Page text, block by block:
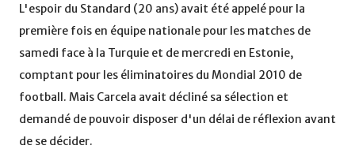
L'espoir du Standard (20 ans) avait été appelé pour la
première fois en équipe nationale pour les matches de
samedi face à la Turquie et de mercredi en Estonie,
comptant pour les éliminatoires du Mondial 2010 de
football. Mais Carcela avait décliné sa sélection et
demandé de pouvoir disposer d'un délai de réflexion avant
de se décider.